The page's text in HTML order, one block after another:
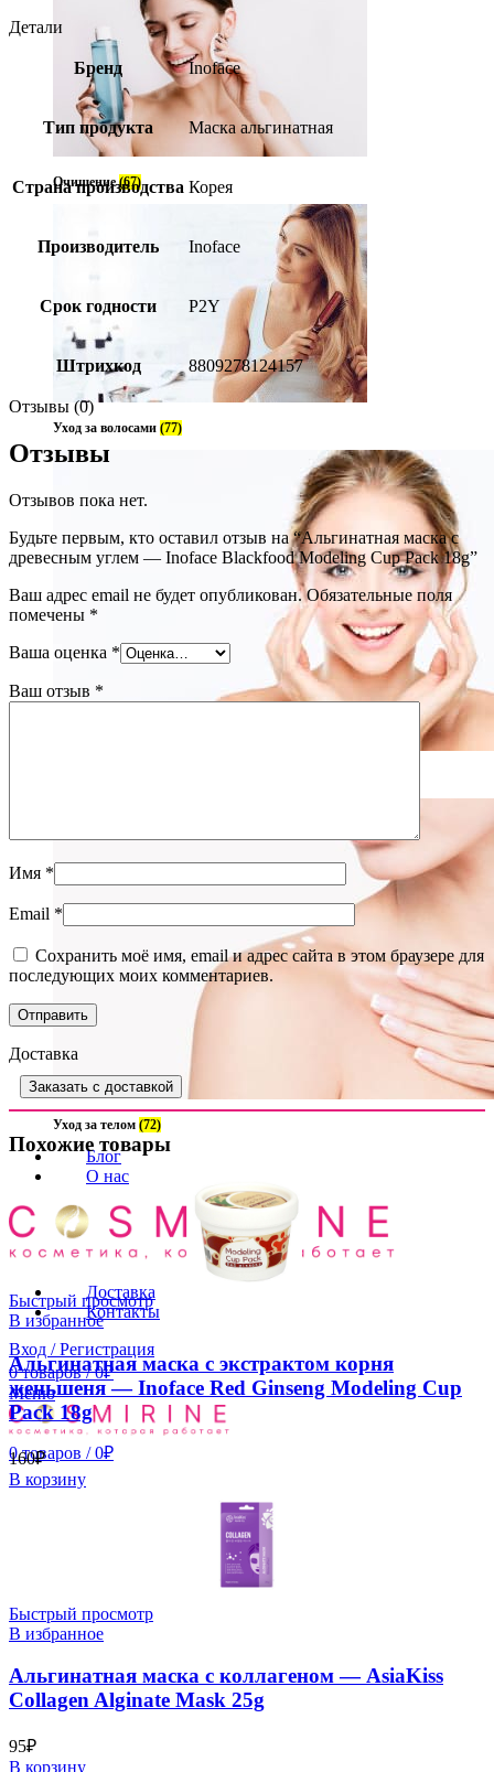
Очищение(67)
Уход за волосами (77)
Уход за телом (72)
Блог
О нас
Доставка
Контакты
Вход / Регистрация
0товаров / 0₽
Меню
0товаров / 0₽
Детали
Бренд Inoface
Тип продукта Маска альгинатная
Страна производства Корея
Производитель Inoface
Срок годности P2Y
Штрихкод 8809278124157
Отзывы (0)
Отзывы
Отзывов пока нет.
Будьте первым, кто оставил отзыв на “Альгинатная маска с
древесным углем — Inoface Blackfood Modeling Cup Pack 18g”
Ваш адрес email не будет опубликован. Обязательные поля
помечены *
Ваша оценка *
Ваш отзыв *
Имя *
Email *
Сохранить моё имя, email и адрес сайта в этом браузере для
последующих моих комментариев.
Доставка
Заказать с доставкой
Похожие товары
Быстрый просмотр
В избранное
Альгинатная маска с экстрактом корня
женьшеня — Inoface Red Ginseng Modeling Cup
Pack 18g
160₽
В корзину
Быстрый просмотр
В избранное
Альгинатная маска с коллагеном — AsiaKiss
Collagen Alginate Mask 25g
95₽
В корзину